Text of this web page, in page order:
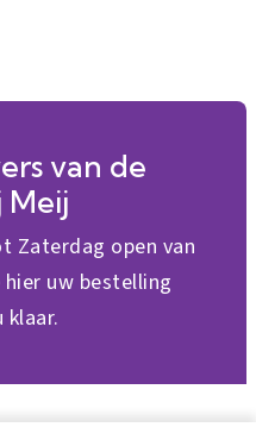
van de
Meij
Zaterdag open van
uw bestelling